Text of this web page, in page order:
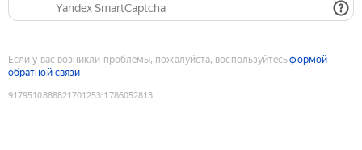
Yandex SmartCaptcha
Если у вас возникли проблемы, пожалуйста, воспользуйтесьформой
обратной связи
9179510888821701253:1786052813